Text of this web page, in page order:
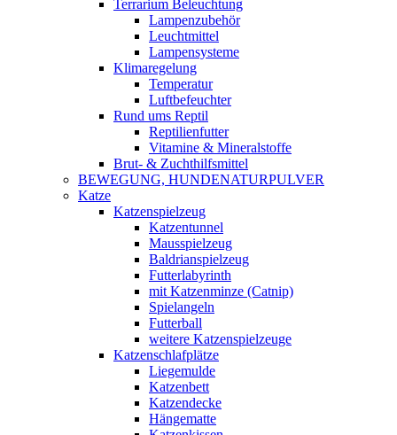
Terrarium Beleuchtung
Lampenzubehör
Leuchtmittel
Lampensysteme
Klimaregelung
Temperatur
Luftbefeuchter
Rund ums Reptil
Reptilienfutter
Vitamine & Mineralstoffe
Brut- & Zuchthilfsmittel
BEWEGUNG, HUNDENATURPULVER
Katze
Katzenspielzeug
Katzentunnel
Mausspielzeug
Baldrianspielzeug
Futterlabyrinth
mit Katzenminze (Catnip)
Spielangeln
Futterball
weitere Katzenspielzeuge
Katzenschlafplätze
Liegemulde
Katzenbett
Katzendecke
Hängematte